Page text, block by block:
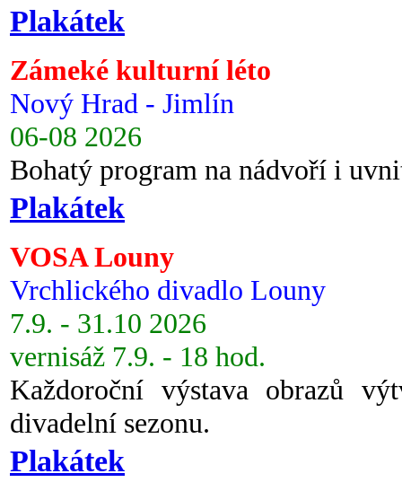
Plakátek
Zámeké kulturní léto
Nový Hrad - Jimlín
06-08 2026
Bohatý program na nádvoří i
Plakátek
VOSA Louny
Vrchlického divadlo Louny
7.9. - 31.10 2026
vernisáž 7.9. - 18 hod.
Každoroční výstava obrazů
divadelní sezonu.
Plakátek